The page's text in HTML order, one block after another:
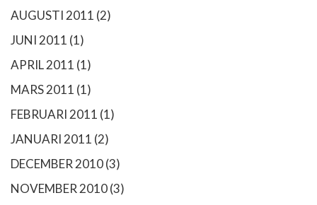
AUGUSTI 2011 (2)
JUNI 2011 (1)
APRIL 2011 (1)
MARS 2011 (1)
FEBRUARI 2011 (1)
JANUARI 2011 (2)
DECEMBER 2010(3)
NOVEMBER 2010(3)